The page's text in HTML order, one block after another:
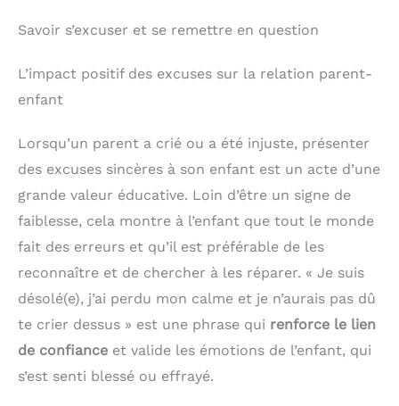
Savoir s’excuser et se remettre en question
L’impact positif des excuses sur la relation parent-
enfant
Lorsqu’un parent a crié ou a été injuste, présenter
des excuses sincères à son enfant est un acte d’une
grande valeur éducative. Loin d’être un signe de
faiblesse, cela montre à l’enfant que tout le monde
fait des erreurs et qu’il est préférable de les
reconnaître et de chercher à les réparer. « Je suis
désolé(e), j’ai perdu mon calme et je n’aurais pas dû
te crier dessus » est une phrase qui renforce le lien
de confiance et valide les émotions de l’enfant, qui
s’est senti blessé ou effrayé.